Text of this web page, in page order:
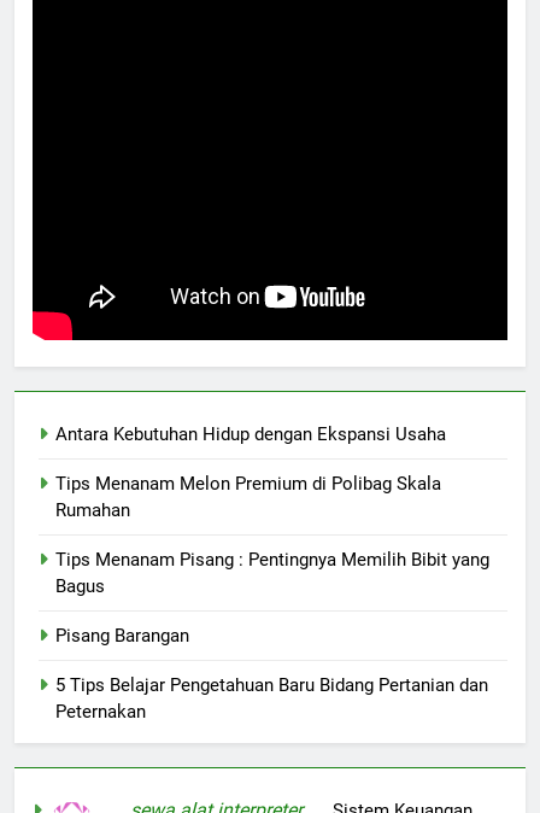
Antara Kebutuhan Hidup dengan Ekspansi Usaha
Tips Menanam Melon Premium di Polibag Skala
Rumahan
Tips Menanam Pisang : Pentingnya Memilih Bibit yang
Bagus
Pisang Barangan
5 Tips Belajar Pengetahuan Baru Bidang Pertanian dan
Peternakan